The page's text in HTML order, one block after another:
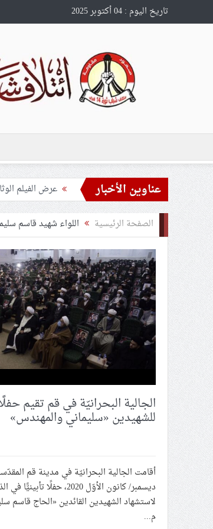
تاريخ اليوم : 04 أكتوبر 2025
عناوين الأخبار
ناشطان
القضاء
للأسبوع
حدث الأسبوع (الجمعة – 3 أكتوبر 2025): تواطؤ خارجيّة «آل خليفة».. إنكار
إفراجات عدّة
ائتلاف 14 فبراير يفتتح «معرض شهداء البحرين» ضمن فعاليّات التجمّع الشبابيّ والطلّابيّ
الكيان
الصحافة
المركز الإعلاميّ في ائتلاف 14 فبراير يدشّن
عرض الفيلم
الصفحة الرئيسية اللواء شهيد قاسم
الجالية البحرانيّة في قم تقيم
للشهيدين «سليماني والمهندس»
ديسمبر/ كانون الأوّل 2020، حفلًا
لاستشهاد الشهيدين القائدين «الحاج قاسم
م...